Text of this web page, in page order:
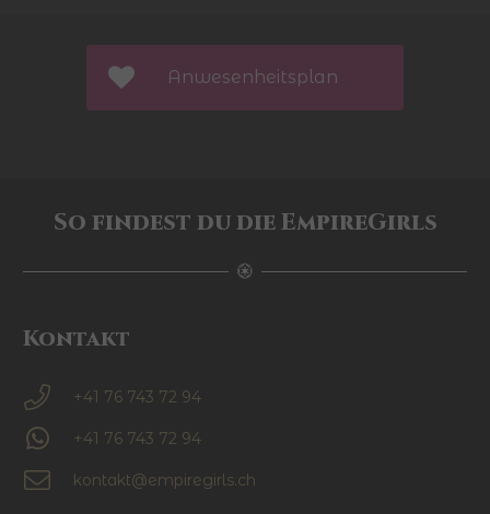
Anwesenheitsplan
So findest du die EmpireGirls
Kontakt
+41 76 743 72 94
+41 76 743 72 94
kontakt@empiregirls.ch